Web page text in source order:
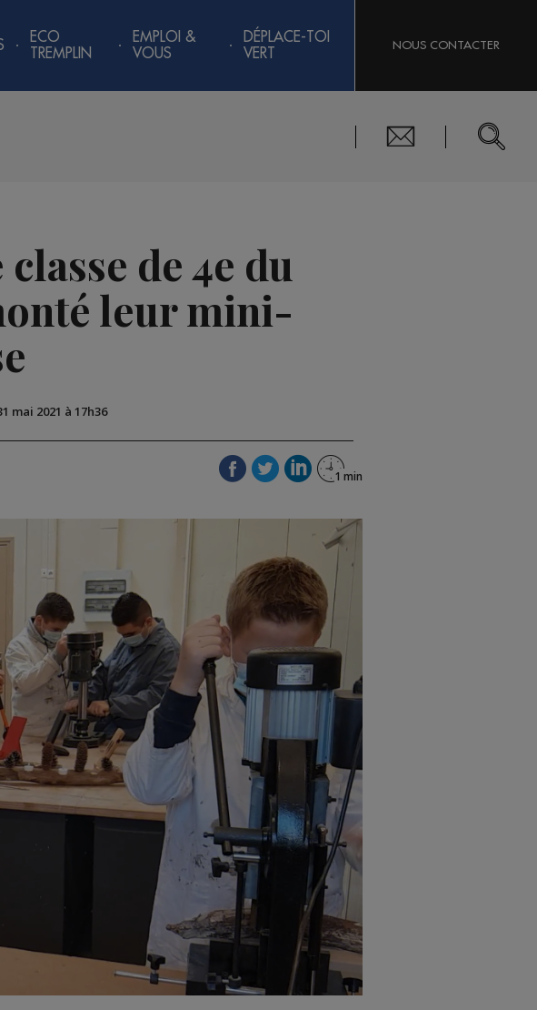
ECO
TREMPLIN
EMPLOI &
VOUS
DÉPLACE-TOI
VERT
NOUS CONTACTER
classe de 4e du
leur mini-
mai 2021 à 17h36